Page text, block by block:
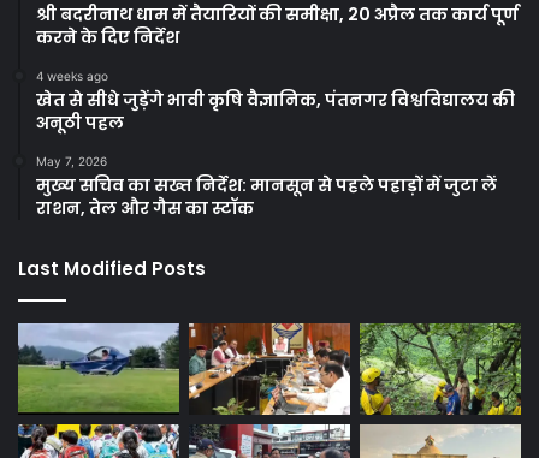
श्री बदरीनाथ धाम में तैयारियों की समीक्षा, 20 अप्रैल तक कार्य पूर्ण
करने के दिए निर्देश
4 weeks ago
खेत से सीधे जुड़ेंगे भावी कृषि वैज्ञानिक, पंतनगर विश्वविद्यालय की
अनूठी पहल
May 7, 2026
मुख्य सचिव का सख्त निर्देश: मानसून से पहले पहाड़ों में जुटा लें
राशन, तेल और गैस का स्टॉक
Last Modified Posts